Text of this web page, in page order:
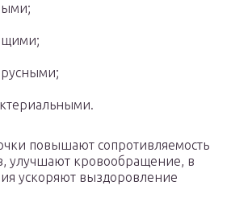
повышают сопротивляемость
улучшают кровообращение, в
ускоряют выздоровление